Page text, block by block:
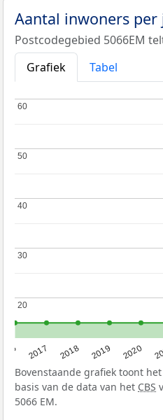
Aantal inwoners per
Postcodegebied 5066EM
Grafiek
Tabel
2017 2018 2019 2020
20
20
30
30
40
40
50
50
60
60
Bovenstaande grafiek toont
basis van de data van het CBS
5066 EM.